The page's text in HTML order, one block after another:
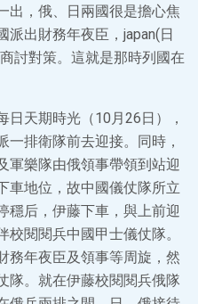
出，俄、日兩國很是擔心焦
派出財務年夜臣，japan(日
討對策。這就是那時列國在
日天期時光（10月26日），
一排衛隊前去迎接。同時，
軍樂隊由俄領事帶領到站迎
車地位，故中國儀仗隊所立
穩后，伊藤下車，與上前迎
閱閱兵中國甲士儀仗隊。
務年夜臣及領事等周旋，然
隊。就在伊藤校閱閱兵俄隊